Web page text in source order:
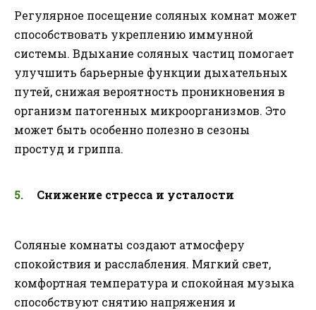
Регулярное посещение соляных комнат может
способствовать укреплению иммунной
системы. Вдыхание соляных частиц помогает
улучшить барьерные функции дыхательных
путей, снижая вероятность проникновения в
организм патогенных микроорганизмов. Это
может быть особенно полезно в сезоны
простуд и гриппа.
Снижение стресса и усталости
Соляные комнаты создают атмосферу
спокойствия и расслабления. Мягкий свет,
комфортная температура и спокойная музыка
способствуют снятию напряжения и